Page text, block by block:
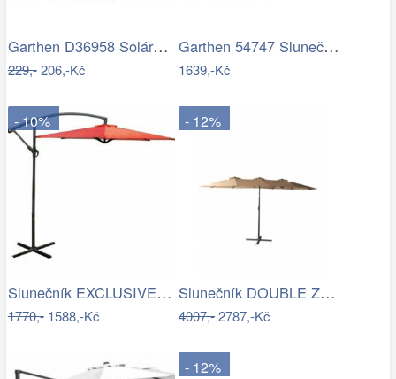
Garthen D36958 Solární blikající řetěz…
229,-206,-Kč
Garthen 54747 Slunečník 2,9 m sklopný -…
1639,-Kč
- 10%
Slunečník EXCLUSIVE boční ROJAPLAST
1770,-1588,-Kč
- 12%
Slunečník DOUBLE ZWU-307 ROJAPLAST
4007,-2787,-Kč
- 12%